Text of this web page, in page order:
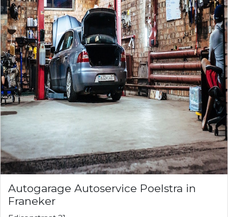
Autogarage Autoservice Poelstra in
Franeker